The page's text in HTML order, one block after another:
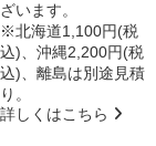
ざいます。
※北海道1,100円(税
込)、沖縄2,200円(税
込)、離島は別途見積
り。
詳しくはこちら